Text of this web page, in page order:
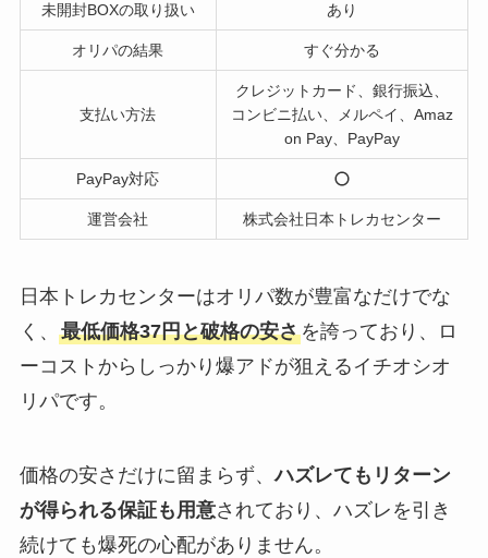
未開封BOXの取り扱い あり
オリパの結果 すぐ分かる
支払い方法
クレジットカード、銀行振込、
コンビニ払い、メルペイ、Amaz
on Pay、PayPay
PayPay対応
運営会社 株式会社日本トレカセンター
日本トレカセンターはオリパ数が豊富なだけでな
く、 最低価格37円と破格の安さを誇っており、ロ
ーコストからしっかり爆アドが狙えるイチオシオ
リパです。
価格の安さだけに留まらず、ハズレてもリターン
が得られる保証も用意されており、ハズレを引き
続けても爆死の心配がありません。